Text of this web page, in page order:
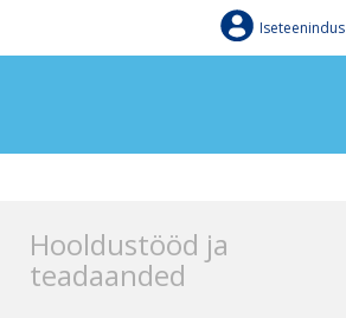
Iseteenindus
Hooldustööd ja
teadaanded